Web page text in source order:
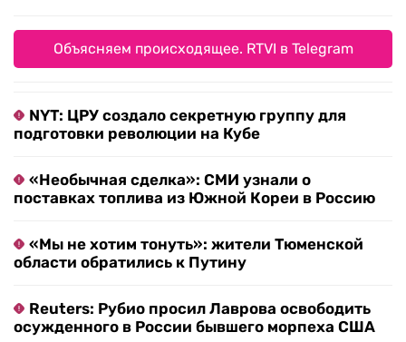
Объясняем происходящее. RTVI в Telegram
NYT: ЦРУ создало секретную группу для
подготовки революции на Кубе
«Необычная сделка»: СМИ узнали о
поставках топлива из Южной Кореи в Россию
«Мы не хотим тонуть»: жители Тюменской
области обратились к Путину
Reuters: Рубио просил Лаврова освободить
осужденного в России бывшего морпеха США